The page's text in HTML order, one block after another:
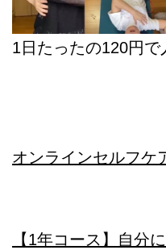
1日たったの120円
オンラインセルフ
【1年コース】自分